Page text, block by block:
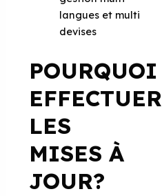
langues et multi
devises
POURQUOI
EFFECTUER
LES
MISES À
JOUR?